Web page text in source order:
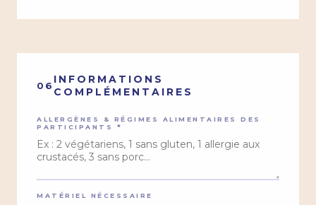
06 INFORMATIONS
COMPLÉMENTAIRES
ALLERGÈNES & RÉGIMES ALIMENTAIRES DES
PARTICIPANTS *
MATÉRIEL NÉCESSAIRE